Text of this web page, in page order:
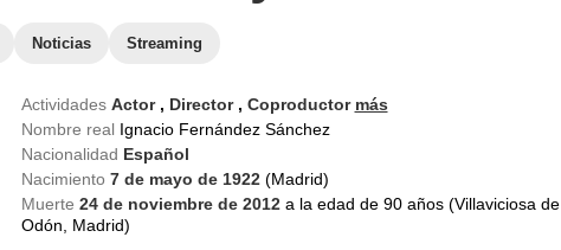
Noticias Streaming
Actividades Actor , Director , Coproductor más
Nombre real Ignacio Fernández Sánchez
Nacionalidad Español
Nacimiento 7 de mayo de 1922 (Madrid)
Muerte 24 de noviembre de 2012 a la edad de 90 años (Villaviciosa de
Odón, Madrid)